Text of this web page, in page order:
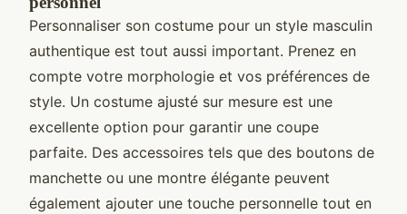
Personnaliser son costume pour un style masculin
authentique est tout aussi important. Prenez en
compte votre morphologie et vos préférences de
style. Un costume ajusté sur mesure est une
excellente option pour garantir une coupe
parfaite. Des accessoires tels que des boutons de
manchette ou une montre élégante peuvent
également ajouter une touche personnelle tout en